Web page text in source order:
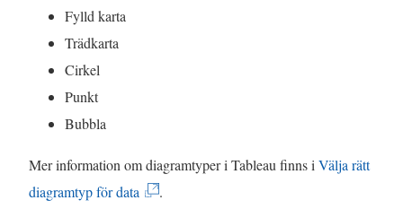
Fylld karta
Trädkarta
Cirkel
Punkt
Bubbla
Mer information om diagramtyper i Tableau finns iVälja rätt
diagramtyp för data
.